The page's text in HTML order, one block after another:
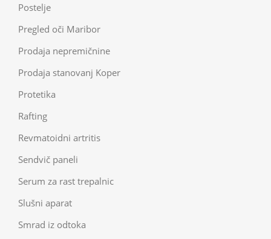
Postelje
Pregled oči Maribor
Prodaja nepremičnine
Prodaja stanovanj Koper
Protetika
Rafting
Revmatoidni artritis
Sendvič paneli
Serum za rast trepalnic
Slušni aparat
Smrad iz odtoka